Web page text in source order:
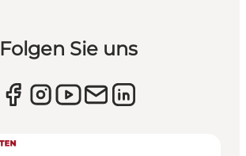
Folgen Sie uns